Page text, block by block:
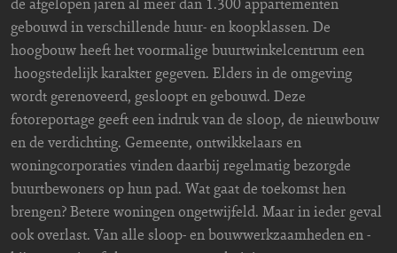
gebouwd in verschillende huur- en koopklassen. De
hoogbouw heeft het voormalige buurtwinkelcentrum een
hoogstedelijk karakter gegeven. Elders in de omgeving
wordt gerenoveerd, gesloopt en gebouwd. Deze
fotoreportage geeft een indruk van de sloop, de nieuwbouw
en de verdichting. Gemeente, ontwikkelaars en
woningcorporaties vinden daarbij regelmatig bezorgde
buurtbewoners op hun pad. Wat gaat de toekomst hen
brengen? Betere woningen ongetwijfeld. Maar in ieder geval
ook overlast. Van alle sloop- en bouwwerkzaamheden en -